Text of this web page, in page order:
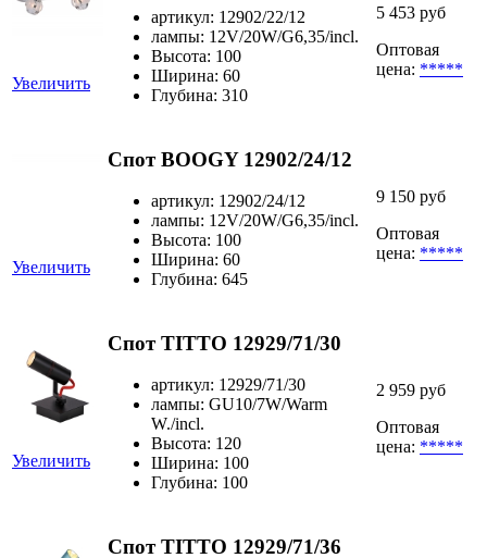
Увеличить
артикул: 12902/22/12
лампы: 12V/20W/G6,35/incl.
Высота: 100
Ширина: 60
Глубина: 310
5 453 руб
Оптовая
цена: *****
Увеличить
Спот BOOGY 12902/24/12
артикул: 12902/24/12
лампы: 12V/20W/G6,35/incl.
Высота: 100
Ширина: 60
Глубина: 645
9 150 руб
Оптовая
цена: *****
Увеличить
Спот TITTO 12929/71/30
артикул: 12929/71/30
лампы: GU10/7W/Warm
W./incl.
Высота: 120
Ширина: 100
Глубина: 100
2 959 руб
Оптовая
цена: *****
Спот TITTO 12929/71/36